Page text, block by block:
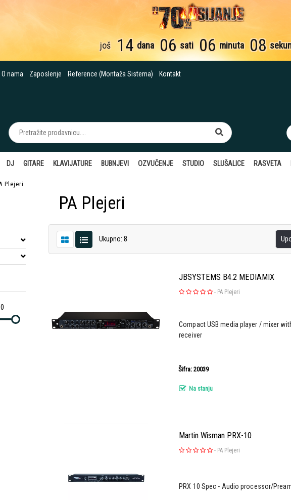
još 14 dana 06 sati 06 minuta 07
O nama Zaposlenje Reference (Montaža Sistema) Kontakt
DJ GITARE KLAVIJATURE BUBNJEVI OZVUČENJE STUDIO SLUŠALICE RASVETA
Plejeri
PA Plejeri
Ukupno: 8
JBSYSTEMS B4.2 MEDIAMIX
- PA Plejeri
Compact USB media player / mixer
receiver
Šifra: 20039
Na stanju
Martin Wisman PRX-10
- PA Plejeri
PRX 10 Spec - Audio processor/